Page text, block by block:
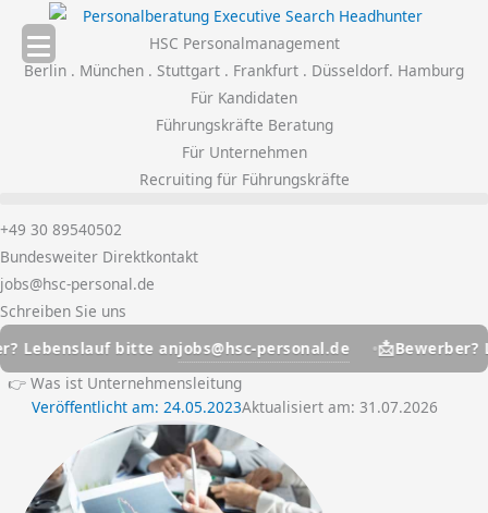
Inhalt
springen
HSC Personalmanagement
Berlin . München . Stuttgart . Frankfurt . Düsseldorf. Hamburg
Für Kandidaten
Führungskräfte Beratung
Für Unternehmen
Recruiting für Führungskräfte
+49 30 89540502
Bundesweiter Direktkontakt
jobs@hsc-personal.de
Schreiben Sie uns
bitte anjobs@hsc-personal.de 📩
Bewerber?
👉 Was ist Unternehmensleitung
Veröffentlicht am:24.05.2023Aktualisiert am: 31.07.2026